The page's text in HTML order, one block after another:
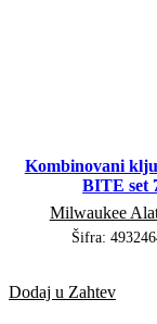
Kombinovani
BITE set
Milwaukee
Šifra:
Dodaj u Zahtev